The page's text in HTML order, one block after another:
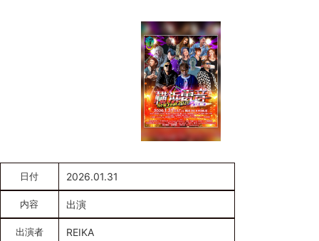
日付 2026.01.31
内容 出演
出演者 REIKA